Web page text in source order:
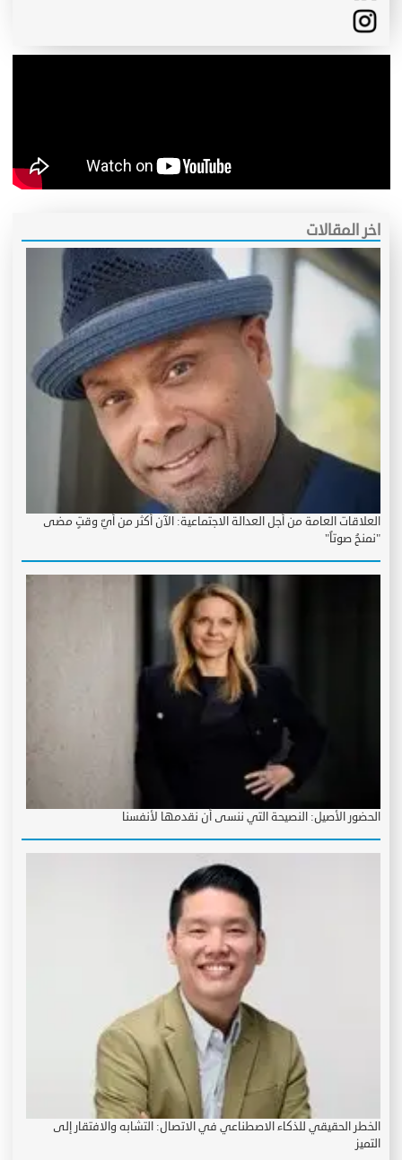
اخر المقالات
العلاقات العامة من أجل العدالة الاجتماعية: الآن أكثر من أيّ وقتٍ مضى
"نمنحُ صوتاً"
الحضور الأصيل: النصيحة التي ننسى أن نقدمها لأنفسنا
الخطر الحقيقي للذكاء الاصطناعي في الاتصال: التشابه والافتقار إلى
التميز